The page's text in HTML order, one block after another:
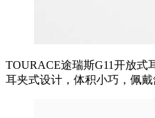
TOURACE途瑞斯G11开放式
耳夹式设计，体积小巧，佩戴